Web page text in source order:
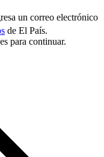
un correo electrónico
de El País.
para continuar.